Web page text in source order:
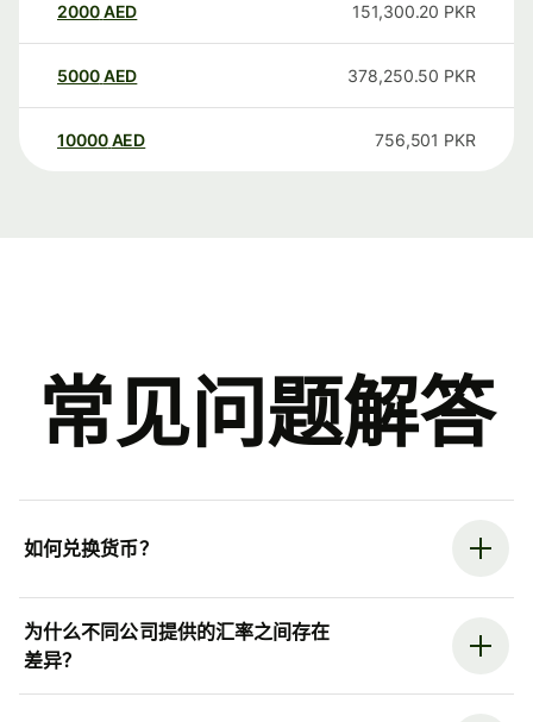
2000AED 151,300.20 PKR
5000AED 378,250.50 PKR
10000 AED 756,501 PKR
常见问题解答
如何兑换货币？
为什么不同公司提供的汇率之间存在
差异？